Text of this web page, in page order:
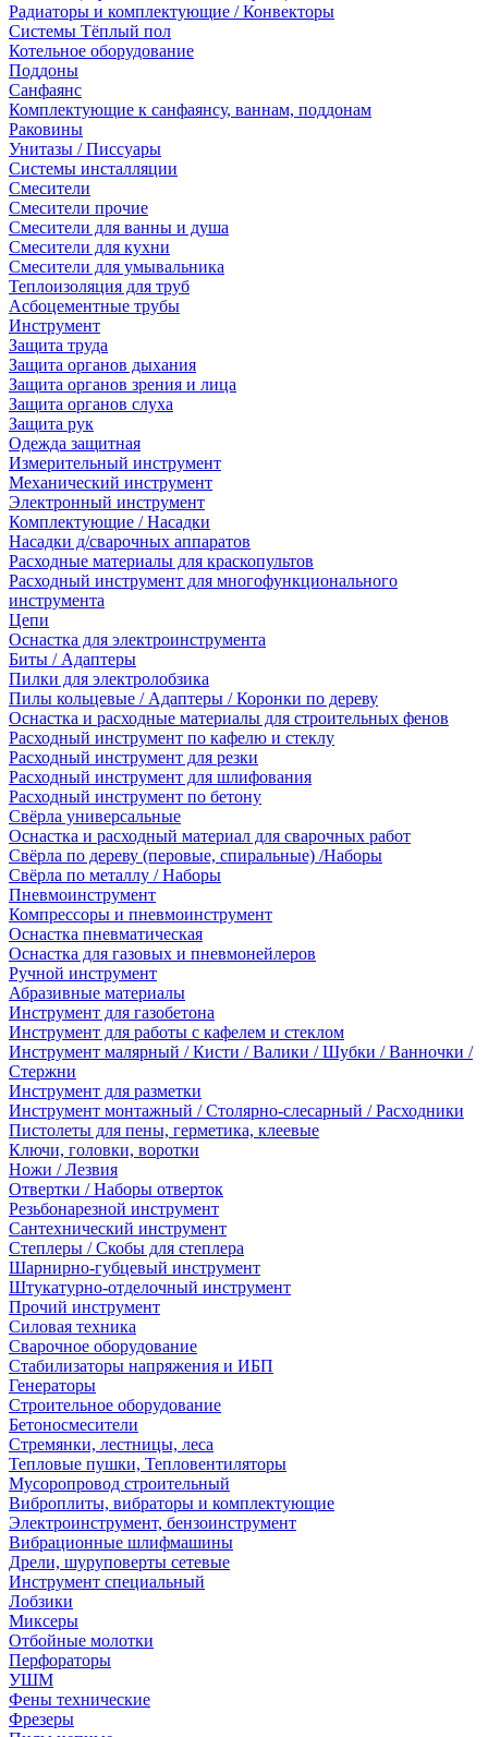
Радиаторы и комплектующие / Конвекторы
Системы Тёплый пол
Котельное оборудование
Поддоны
Санфаянс
Комплектующие к санфаянсу, ваннам, поддонам
Раковины
Унитазы / Писсуары
Системы инсталляции
Смесители
Смесители прочие
Смесители для ванны и душа
Смесители для кухни
Смесители для умывальника
Теплоизоляция для труб
Асбоцементные трубы
Инструмент
Защита труда
Защита органов дыхания
Защита органов зрения и лица
Защита органов слуха
Защита рук
Одежда защитная
Измерительный инструмент
Механический инструмент
Электронный инструмент
Комплектующие / Насадки
Насадки д/сварочных аппаратов
Расходные материалы для краскопультов
Расходный инструмент для многофункционального
инструмента
Цепи
Оснастка для электроинструмента
Биты / Адаптеры
Пилки для электролобзика
Пилы кольцевые / Адаптеры / Коронки по дереву
Оснастка и расходные материалы для строительных фенов
Расходный инструмент по кафелю и стеклу
Расходный инструмент для резки
Расходный инструмент для шлифования
Расходный инструмент по бетону
Свёрла универсальные
Оснастка и расходный материал для сварочных работ
Свёрла по дереву (перовые, спиральные) /Наборы
Свёрла по металлу / Наборы
Пневмоинструмент
Компрессоры и пневмоинструмент
Оснастка пневматическая
Оснастка для газовых и пневмонейлеров
Ручной инструмент
Абразивные материалы
Инструмент для газобетона
Инструмент для работы с кафелем и стеклом
Инструмент малярный / Кисти / Валики / Шубки / Ванночки /
Стержни
Инструмент для разметки
Инструмент монтажный / Столярно-слесарный / Расходники
Пистолеты для пены, герметика, клеевые
Ключи, головки, воротки
Ножи / Лезвия
Отвертки / Наборы отверток
Резьбонарезной инструмент
Сантехнический инструмент
Степлеры / Скобы для степлера
Шарнирно-губцевый инструмент
Штукатурно-отделочный инструмент
Прочий инструмент
Силовая техника
Сварочное оборудование
Стабилизаторы напряжения и ИБП
Генераторы
Строительное оборудование
Бетоносмесители
Стремянки, лестницы, леса
Тепловые пушки, Тепловентиляторы
Мусоропровод строительный
Виброплиты, вибраторы и комплектующие
Электроинструмент, бензоинструмент
Вибрационные шлифмашины
Дрели, шуруповерты сетевые
Инструмент специальный
Лобзики
Миксеры
Отбойные молотки
Перфораторы
УШМ
Фены технические
Фрезеры